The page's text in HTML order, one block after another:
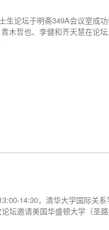
生论坛于明斋349A会议室成
木哲也、李健和齐天慧在论
14:30，清华大学国际关系
坛邀请美国华盛顿大学（圣